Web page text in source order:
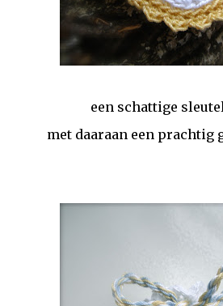
een schattige
met daaraan een prachtig